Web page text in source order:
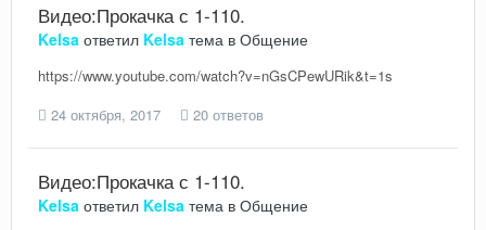
Видео:Прокачка с 1-110.
Kelsa ответил Kelsa тема в Общение
https://www.youtube.com/watch?v=nGsCPewURik&t=1s
24 октября, 2017
20 ответов
Видео:Прокачка с 1-110.
Kelsa ответил Kelsa тема в Общение